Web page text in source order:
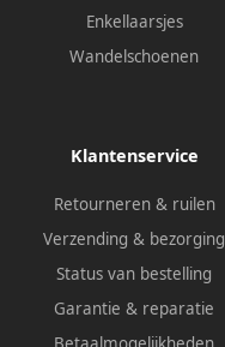
Enkellaarsjes
Wandelschoenen
Klantenservice
Retourneren & ruilen
Verzending & bezorging
Status van bestelling
Garantie & reparatie